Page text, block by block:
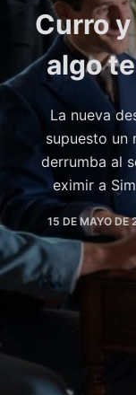
Curro
algo
La nueva
supuesto un
derrumba al
eximir a
15 DE MAYO DE